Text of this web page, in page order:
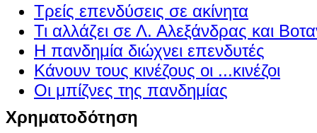
Τρείς επενδύσεις σε ακίνητα
Τι αλλάζει σε Λ. Αλεξάνδρας και
Η πανδημία διώχνει επενδυτές
Κάνουν τους κινέζους οι ...κινέζοι
Οι μπίζνες της πανδημίας
Χρηματοδότηση